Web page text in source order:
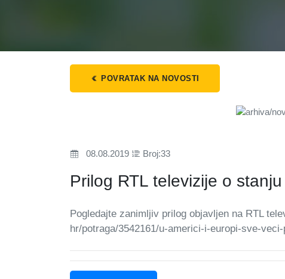
POVRATAK NA NOVOSTI
08.08.2019 Broj:33
Prilog RTL televizije o
Pogledajte zanimljiv prilog objavljen na RTL
hr/potraga/3542161/u-americi-i-europi-sve-